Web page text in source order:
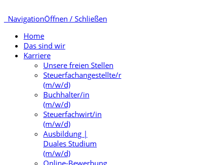
NavigationÖffnen / Schließen
Home
Das sind wir
Karriere
Unsere freien Stellen
Steuerfachangestellte/r
(m/w/d)
Buchhalter/in
(m/w/d)
Steuerfachwirt/in
(m/w/d)
Ausbildung |
Duales Studium
(m/w/d)
Online-Bewerbung